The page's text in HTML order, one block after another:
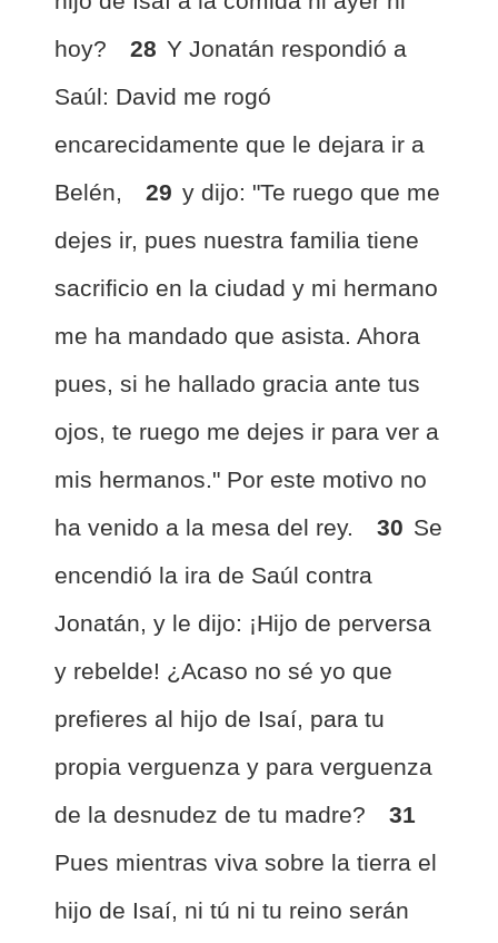
hoy?
28 Y Jonatán respondió a
Saúl: David me rogó
encarecidamente que le dejara ir a
Belén,
29 y dijo: "Te ruego que me
dejes ir, pues nuestra familia tiene
sacrificio en la ciudad y mi hermano
me ha mandado que asista. Ahora
pues, si he hallado gracia ante tus
ojos, te ruego me dejes ir para ver a
mis hermanos." Por este motivo no
ha venido a la mesa del rey.
30 Se
encendió la ira de Saúl contra
Jonatán, y le dijo: ¡Hijo de perversa
y rebelde! ¿Acaso no sé yo que
prefieres al hijo de Isaí, para tu
propia verguenza y para verguenza
de la desnudez de tu madre?
31
Pues mientras viva sobre la tierra el
hijo de Isaí, ni tú ni tu reino serán